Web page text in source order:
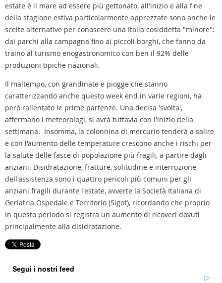
estate è il mare ad essere più gettonato, all'inizio e alla fine
della stagione estiva particolarmente apprezzate sono anche le
scelte alternative per conoscere una Italia cosiddetta "minore":
dai parchi alla campagna fino ai piccoli borghi, che fanno da
traino al turismo enogastronomico con ben il 92% delle
produzioni tipiche nazionali.
Il maltempo, con grandinate e piogge che stanno
caratterizzando anche questo week end in varie regioni, ha
però rallentato le prime partenze. Una decisa 'svolta',
affermano i meteorologi, si avrà tuttavia con l'inizio della
settimana. Insomma, la colonnina di mercurio tenderà a salire
e con l'aumento delle temperature crescono anche i rischi per
la salute delle fasce di popolazione più fragili, a partire dagli
anziani. Disidratazione, fratture, solitudine e interruzione
dell'assistenza sono i quattro pericoli più comuni per gli
anziani fragili durante l'estate, avverte la Società Italiana di
Geriatria Ospedale e Territorio (Sigot), ricordando che proprio
in questo periodo si registra un aumento di ricoveri dovuti
principalmente alla disidratazione.
Segui i nostri feed